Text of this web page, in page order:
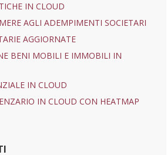
IN CLOUD
AGLI ADEMPIMENTI SOCIETARI
AGGIORNATE
BENI MOBILI E IMMOBILI IN
IN CLOUD
IN CLOUD CON HEATMAP